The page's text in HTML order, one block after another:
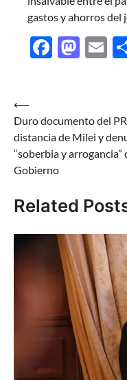
gastos y ahorros del
Navegación
de
entradas
⟵
Duro documento del
distancia de Milei y
“soberbia y arrogancia”
Gobierno
Related